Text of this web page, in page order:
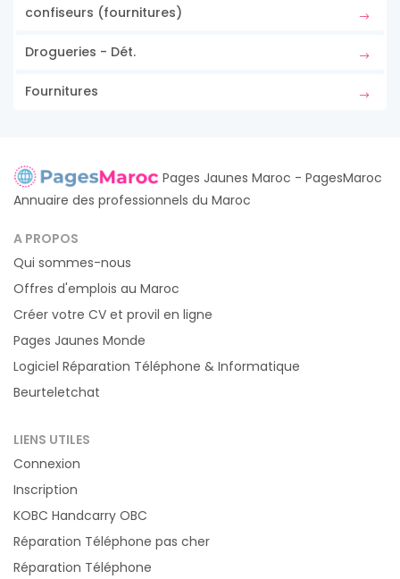
confiseurs (fournitures)
Drogueries - Dét.
Fournitures
Pages Jaunes Maroc - PagesMaroc
Annuaire des professionnels du Maroc
A PROPOS
Qui sommes-nous
Offres d'emplois au Maroc
Créer votre CV et provil en ligne
Pages Jaunes Monde
Logiciel Réparation Téléphone & Informatique
Beurteletchat
LIENS UTILES
Connexion
Inscription
KOBC Handcarry OBC
Réparation Téléphone pas cher
Réparation Téléphone